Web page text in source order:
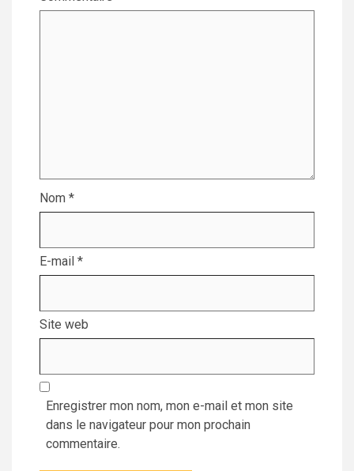
Nom *
E-mail *
Site web
Enregistrer mon nom, mon e-mail et mon site
dans le navigateur pour mon prochain
commentaire.